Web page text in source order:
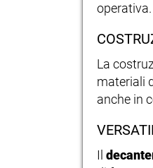
La
materiali
anche in
Il